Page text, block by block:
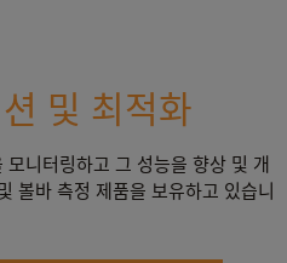
및 최적화
니터링하고 그 성능을 향상 및 개
볼바 측정 제품을 보유하고 있습니